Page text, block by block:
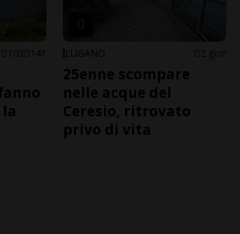
103 141 LUGANO 2 gior
25enne scompare
nelle acque del
Ceresio, ritrovato
privo di vita